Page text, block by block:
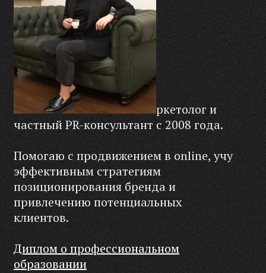
ркетолог и
частный PR-консультант с 2008 года.
Помогаю с продвижением в online, учу
эффективным стратегиям
позиционирования бренда и
привлечению потенциальных
клиентов.
Диплом о профессиональном
образовании